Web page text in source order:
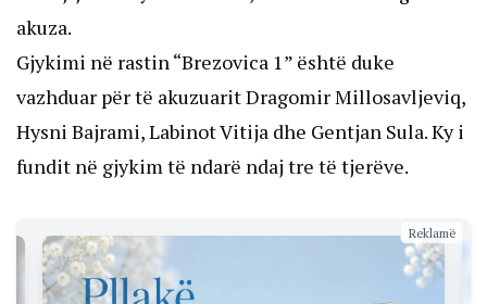
akuza.
Gjykimi në rastin “Brezovica 1” është duke
vazhduar për të akuzuarit Dragomir Millosavljeviq,
Hysni Bajrami, Labinot Vitija dhe Gentjan Sula. Ky i
fundit në gjykim të ndarë ndaj tre të tjerëve.
Reklamë